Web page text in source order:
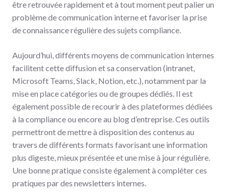
être retrouvée rapidement et à tout moment peut palier un
problème de communication interne et favoriser la prise
de connaissance régulière des sujets compliance.
Aujourd’hui, différents moyens de communication internes
facilitent cette diffusion et sa conservation (intranet,
Microsoft Teams, Slack, Notion, etc.), notamment par la
mise en place catégories ou de groupes dédiés. Il est
également possible de recourir à des plateformes dédiées
à la compliance ou encore au blog d’entreprise. Ces outils
permettront de mettre à disposition des contenus au
travers de différents formats favorisant une information
plus digeste, mieux présentée et une mise à jour régulière.
Une bonne pratique consiste également à compléter ces
pratiques par des newsletters internes.